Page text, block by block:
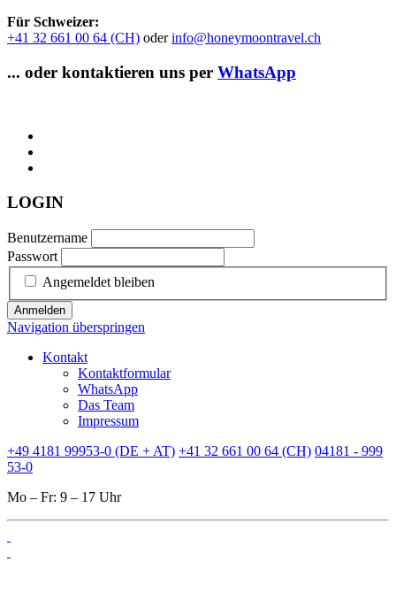
Für Schweizer:
+41 32 661 00 64 (CH) oderinfo@honeymoontravel.ch
... oder kontaktieren uns per WhatsApp
LOGIN
Benutzername
Passwort
Angemeldet bleiben
Anmelden
Navigation überspringen
Kontakt
Kontaktformular
WhatsApp
Das Team
Impressum
+49 4181 99953-0 (DE + AT) +41 32 661 00 64 (CH) 04181 - 999
53-0
Mo – Fr: 9 – 17 Uhr